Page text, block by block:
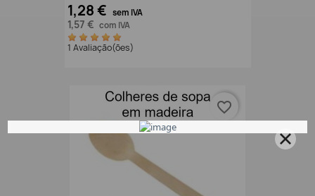
1,28 € sem IVA
1,57 € com IVA
1 Avaliação(ões)
favorite_border